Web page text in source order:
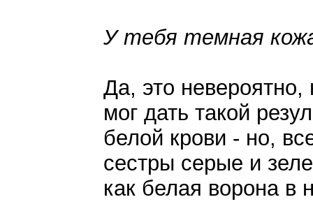
У тебя темная
Да, это
мог дать такой
белой крови - но,
сестры серые и
как белая ворона в